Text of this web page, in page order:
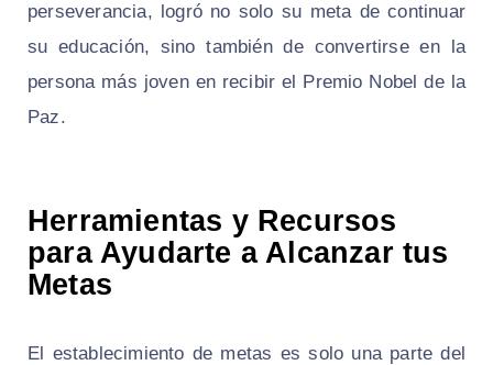
perseverancia, logró no solo su meta de continuar
su educación, sino también de convertirse en la
persona más joven en recibir el Premio Nobel de la
Paz.
Herramientas y Recursos
para Ayudarte a Alcanzar tus
Metas
El establecimiento de metas es solo una parte del